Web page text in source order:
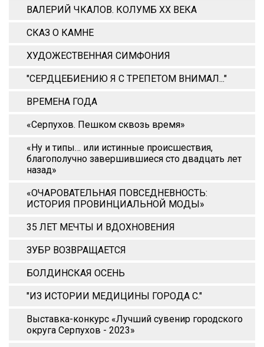
ВАЛЕРИЙ ЧКАЛОВ. КОЛУМБ ХХ ВЕКА
СКАЗ О КАМНЕ
ХУДОЖЕСТВЕННАЯ СИМФОНИЯ
"СЕРДЦЕБИЕНИЮ Я С ТРЕПЕТОМ ВНИМАЛ..."
ВРЕМЕНА ГОДА
«Серпухов. Пешком сквозь время»
«Ну и типы… или истинные происшествия,
благополучно завершившиеся сто двадцать лет
назад»
«ОЧАРОВАТЕЛЬНАЯ ПОВСЕДНЕВНОСТЬ:
ИСТОРИЯ ПРОВИНЦИАЛЬНОЙ МОДЫ»
35 ЛЕТ МЕЧТЫ И ВДОХНОВЕНИЯ
ЗУБР ВОЗВРАЩАЕТСЯ
БОЛДИНСКАЯ ОСЕНЬ
"ИЗ ИСТОРИИ МЕДИЦИНЫ ГОРОДА С."
Выставка-конкурс «Лучший сувенир городского
округа Серпухов - 2023»